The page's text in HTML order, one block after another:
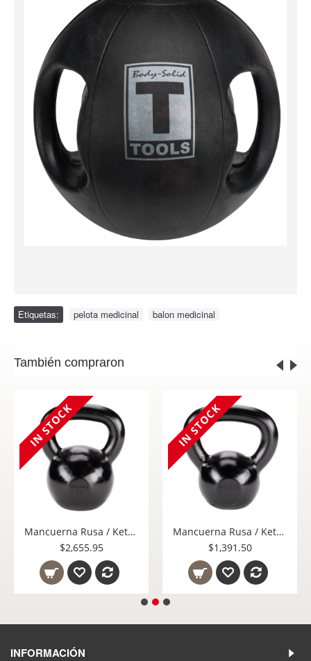
Etiquetas: pelota medicinal balon medicinal
También compraron
IN STOCK
Mancuerna Rusa / Kettlebell de acero - Body Solid KB 35 Lbs.
$2,655.95
IN STOCK
Mancuerna Rusa / Kettlebell de acero - Body Solid KB 20 Lbs.
$1,391.50
INFORMACIÓN